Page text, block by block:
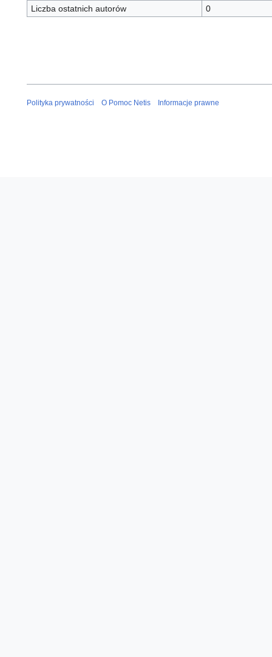
Liczba ostatnich autorów
0
Polityka prywatności O Pomoc Netis Informacje prawne